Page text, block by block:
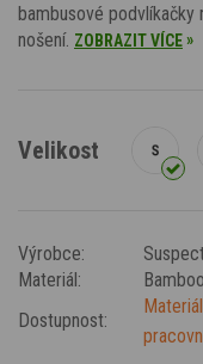
bambusové podvlíkačky
nošení. ZOBRAZIT VÍCE»
Velikost
Výrobce:
Materiál:
Dostupnost: